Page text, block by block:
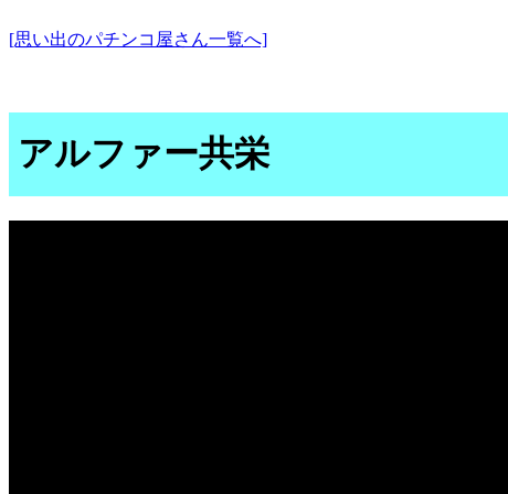
[思い出のパチンコ屋さん一覧へ]
アルファー共栄